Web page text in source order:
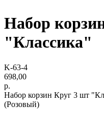
Набор
"Классика"
K-63-4
698,00
р.
Набор корзин Круг 3 шт
(Розовый)